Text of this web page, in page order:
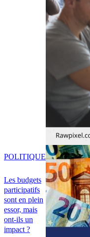
Les budgets
participatifs
sont en plein
essor, mais
ont-ils un
impact ?
POLITIQUE